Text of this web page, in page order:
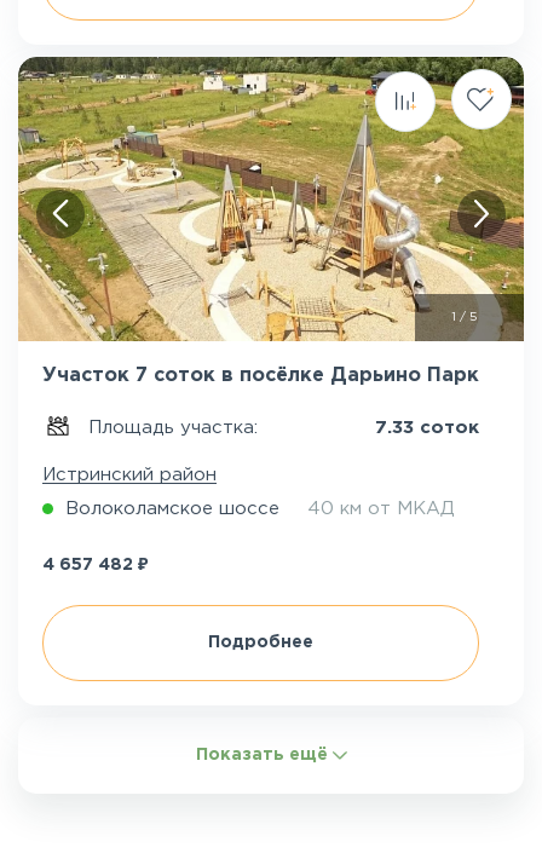
/ 5
Участок 7 соток в посёлке Дарьино Парк
Площадь участка: 7.33 соток
Истринский район
Волоколамское шоссе 40 км от МКАД
4 657 482 ₽
Подробнее
Показать ещё